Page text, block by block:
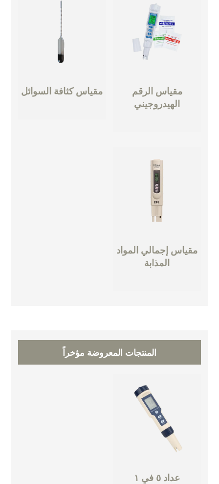
مقياس الرقم
الهيدروجيني
مقياس كثافة السوائل
مقياس إجمالي المواد
المذابة
المنتجات المعروضة مؤخراً
عداد ٥ في ١